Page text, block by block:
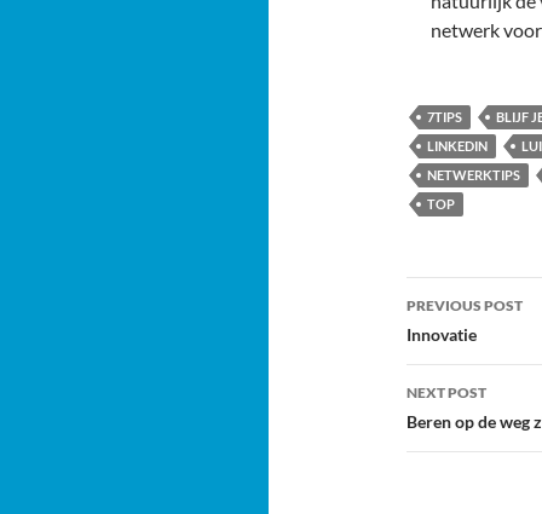
netwerk
7TIPS BLIJF
LINKEDIN
NETWERKTIPS
TOP
Post
navigation
PREVIOUS POST
Innovatie
NEXT POST
Beren op de weg